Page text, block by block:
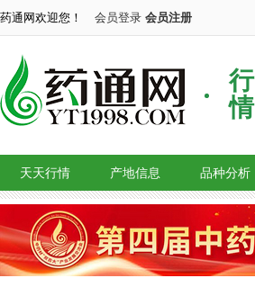
药通网欢迎您！ 会员登录 会员注册
行
情
天天行情 产地信息 品种分析